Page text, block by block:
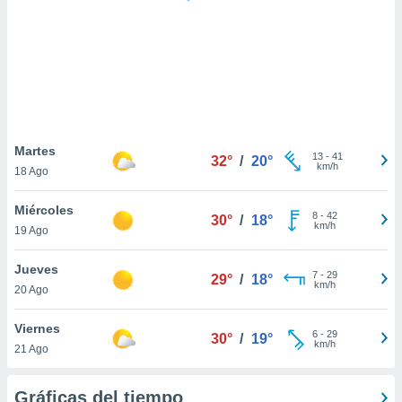
similares
como
sitio
de
traten tus
en
interés
su
Martes
18 Ago
32° / 20° 13- 41
km/h
Miércoles
19 Ago
30° / 18° 8- 42
km/h
Jueves
20 Ago
29° / 18° 7- 29
km/h
Viernes
21 Ago
30° / 19° 6- 29
km/h
Gráficas del tiempo